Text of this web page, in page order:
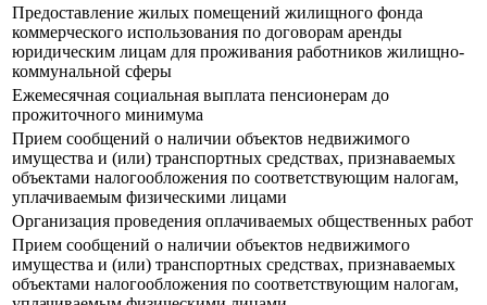
Предоставление жилых помещений жилищного фонда
коммерческого использования по договорам аренды
юридическим лицам для проживания работников жилищно-
коммунальной сферы
Ежемесячная социальная выплата пенсионерам до
прожиточного минимума
Прием сообщений о наличии объектов недвижимого
имущества и (или) транспортных средствах, признаваемых
объектами налогообложения по соответствующим налогам,
уплачиваемым физическими лицами
Организация проведения оплачиваемых общественных работ
Прием сообщений о наличии объектов недвижимого
имущества и (или) транспортных средствах, признаваемых
объектами налогообложения по соответствующим налогам,